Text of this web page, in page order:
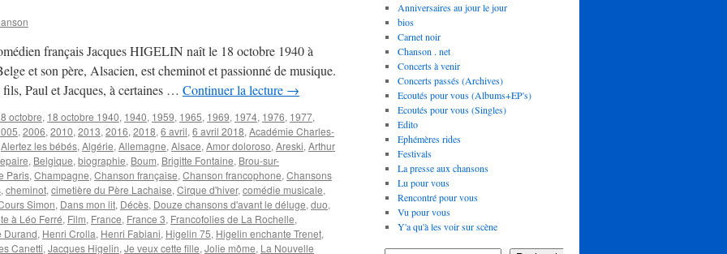
français Jacques HIGELIN naît le 18 octobre 1940 à
et son père, Alsacien, est cheminot et passionné de musique.
Paul et Jacques, à certaines … Continuer la lecture →
octobre, 18 octobre 1940, 1940, 1959, 1965, 1969, 1974, 1976, 1977,
, 2006, 2010, 2013, 2016, 2018, 6 avril, 6 avril 2018, Académie Charles-
Alertez les bébés, Algérie, Allemagne, Alsace, Amor doloroso, Areski, Arthur
, Belgique, biographie, Boum, Brigitte Fontaine, Brou-sur-
Paris, Champagne, Chanson française, Chanson francophone, Chansons
, cheminot, cimetière du Père Lachaise, Cirque d'hiver, comédie musicale,
Simon, Dans mon lit, Décès, Douze chansons d'avant le déluge, duo,
à Léo Ferré, Film, France, France 3, Francofolies de La Rochelle,
Durand, Henri Crolla, Henri Fabiani, Higelin 75, Higelin enchante Trenet,
Canetti, Jacques Higelin, Je veux cette fille, Jolie môme, La Nouvelle
Anniversaires au jour le jour
bios
Carnet noir
Chanson . net
Concerts à venir
Concerts passés (Archives)
Ecoutés pour vous (Albums+EP's)
Ecoutés pour vous (Singles)
Edito
Ephémères rides
Festivals
La presse aux chansons
Lu pour vous
Rencontré pour vous
Vu pour vous
Y'a qu'à les voir sur scène